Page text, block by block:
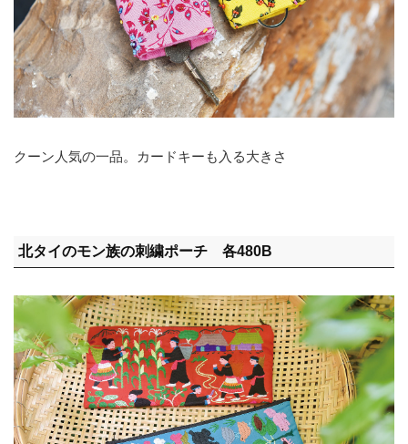
クーン人気の一品。カードキーも入る大きさ
北タイのモン族の刺繍ポーチ 各480B